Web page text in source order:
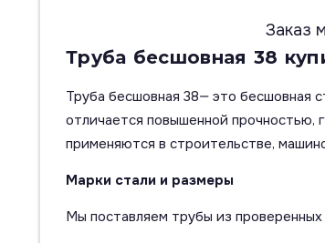
Заказ
Труба бесшовная 38
Труба бесшовная 38— это бесшовная
отличается повышенной
применяются в строительстве,
Марки стали и размеры
Мы поставляем трубы из проверенных